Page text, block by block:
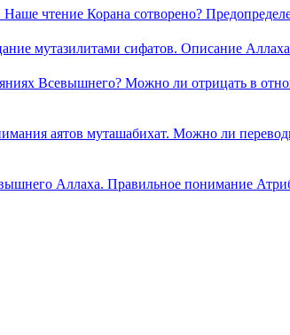
чтение Корана сотворено?
мутазилитами сифатов. Описание
Всевышнего? Можно ли отрицать в
аятов муташабихат. Можно ли
Аллаха. Правильное понимание